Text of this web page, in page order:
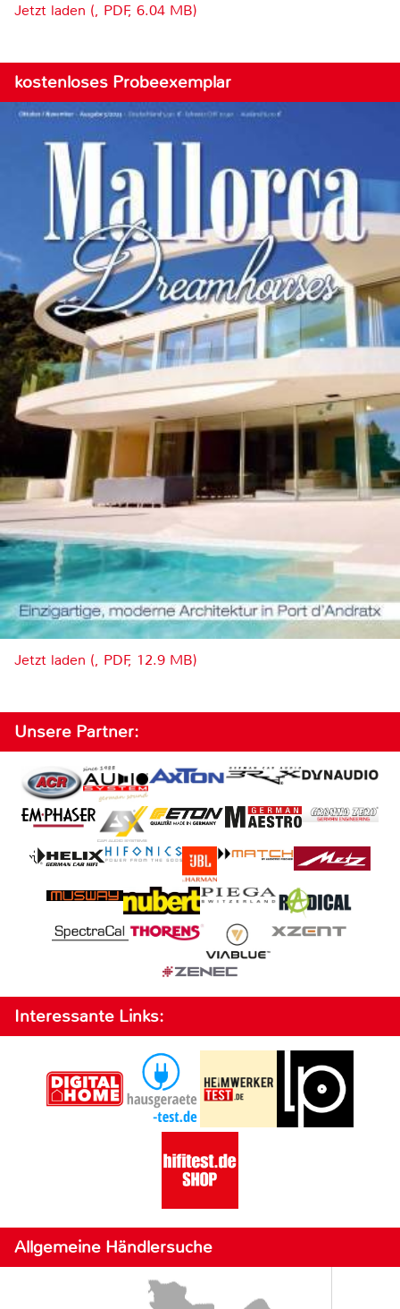
Jetzt laden (, PDF, 6.04 MB)
kostenloses Probeexemplar
Jetzt laden (, PDF, 12.9 MB)
Unsere Partner:
Interessante Links:
Allgemeine Händlersuche